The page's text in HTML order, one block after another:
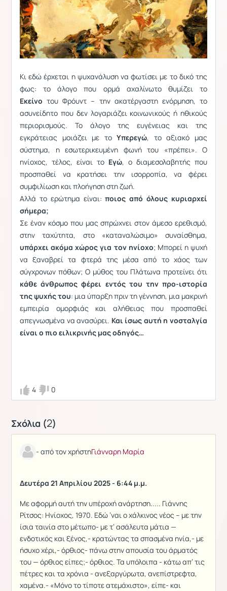
Κι εδώ έρχεται η ψυχανάλυση να φωτίσει με το δικό της
φως: το άλογο που ορμά αχαλίνωτο θυμίζει το
Εκείνο τουΦρόυντ – την ακατέργαστη ενόρμηση, το
ασυνείδητο που δεν λογαριάζει κοινωνικούς ή ηθικούς
περιορισμούς. Το άλογο της ευγένειας και της
εγκράτειας μοιάζει με τοΥπερεγώ, το αξιακό μας
σύστημα, η εσωτερικευμένη φωνή του «πρέπει». Ο
ηνίοχος, τέλος, είναι το Εγώ, ο διαμεσολαβητής που
προσπαθεί να κρατήσει την ισορροπία, να φέρει
συμφιλίωση και πλοήγηση στη ζωή.
Αλλά το ερώτημα είναι:ποιος από όλους κυριαρχεί
σήμερα;
Σε έναν κόσμο που μας σπρώχνει στον άμεσο ερεθισμό,
στην ταχύτητα, στο «καταναλώσιμο» συναίσθημα,
υπάρχει ακόμα χώρος για τον ηνίοχο; Μπορεί η ψυχή
να ξαναβρεί τα φτερά της μέσα από το χάος των
σύγχρονων πόθων; Ο μύθος του Πλάτωνα προτείνει ότι
κάθε άνθρωπος φέρει εντός του την προ-ιστορία
της ψυχής του: μια ύπαρξη πριν τη γέννηση, μια μακρινή
εμπειρία ομορφιάς και αλήθειας που προσπαθεί
απεγνωσμένα να ανασύρει. Και ίσως αυτή η νοσταλγία
είναι ο πιο ειλικρινής μας οδηγός…
4 0
Σχόλια (2)
- από τον χρήστηΓιάνναρη Μαρία
Δευτέρα 21 Απριλίου 2025 - 6:44 μ.μ.
Με αφορμή αυτή την υπέροχή ανάρτηση..... Γιάννης
Ρίτσος: Ηνίοχος, 1970. Εδώ ’ναι ο χάλκινος νέος -- με την
ίσια ταινία στο μέτωπο- με τ’ ασάλευτα μάτια —
ενδοτικός και ξένος,- κρατώντας τα σπασμένα ηνία,- με
ήσυχο χέρι,- όρθιος- πάνω στην απουσία του άρματός
του — όρθιος είπες;- όρθιος. Τα υπόλοιπα - κάτω απ’ τις
πέτρες και τα χρόνια - ανεξαργύρωτα, ανεπίστρεφτα,
χαμένα.- «Μόνο το τίποτε ατεμάχιστο», είπε- και